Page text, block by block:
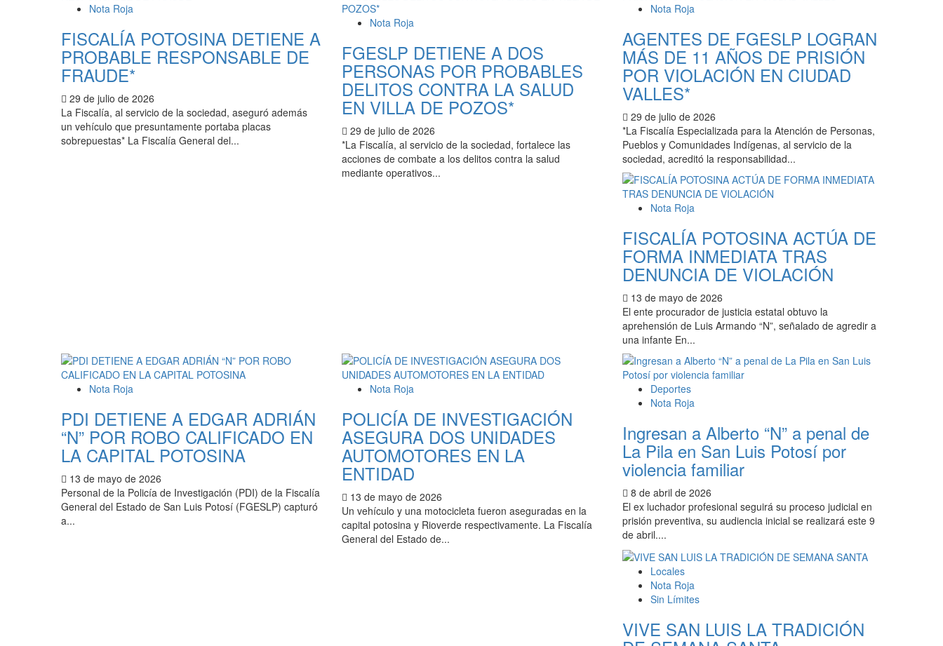
Nota Roja
FISCALÍA POTOSINA DETIENE A
PROBABLE RESPONSABLE DE
FRAUDE*
29 de julio de 2026
La Fiscalía, al servicio de la sociedad, aseguró además
un vehículo que presuntamente portaba placas
sobrepuestas* La Fiscalía General del...
Nota Roja
FGESLP DETIENE A DOS
PERSONAS POR PROBABLES
DELITOS CONTRA LA SALUD
EN VILLA DE POZOS*
29 de julio de 2026
*La Fiscalía, al servicio de la sociedad, fortalece las
acciones de combate a los delitos contra la salud
mediante operativos...
Nota Roja
AGENTES DE FGESLP LOGRAN
MÁS DE 11 AÑOS DE PRISIÓN
POR VIOLACIÓN EN CIUDAD
VALLES*
29 de julio de 2026
*La Fiscalía Especializada para la Atención de Personas,
Pueblos y Comunidades Indígenas, al servicio de la
sociedad, acreditó la responsabilidad...
Nota Roja
FISCALÍA POTOSINA ACTÚA DE
FORMA INMEDIATA TRAS
DENUNCIA DE VIOLACIÓN
13 de mayo de 2026
El ente procurador de justicia estatal obtuvo la
aprehensión de Luis Armando “N”, señalado de agredir a
una infante En...
Nota Roja
PDI DETIENE A EDGAR ADRIÁN
“N” POR ROBO CALIFICADO EN
LA CAPITAL POTOSINA
13 de mayo de 2026
Personal de la Policía de Investigación (PDI) de la Fiscalía
General del Estado de San Luis Potosí (FGESLP) capturó
a...
Nota Roja
POLICÍA DE INVESTIGACIÓN
ASEGURA DOS UNIDADES
AUTOMOTORES EN LA
ENTIDAD
13 de mayo de 2026
Un vehículo y una motocicleta fueron aseguradas en la
capital potosina y Rioverde respectivamente. La Fiscalía
General del Estado de...
Deportes
Nota Roja
Ingresan a Alberto “N” a penal de
La Pila en San Luis Potosí por
violencia familiar
8 de abril de 2026
El ex luchador profesional seguirá su proceso judicial en
prisión preventiva, su audiencia inicial se realizará este 9
de abril....
Locales
Nota Roja
Sin Límites
VIVE SAN LUIS LA TRADICIÓN